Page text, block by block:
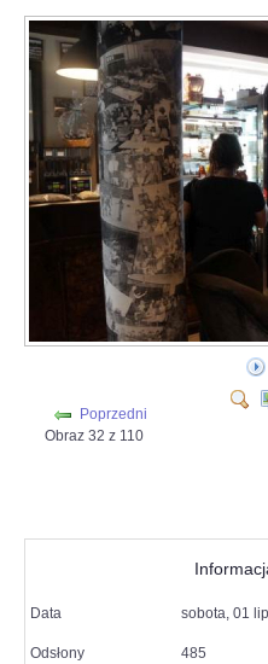
Poprzedni
Obraz 32 z 110
Data sobota, 01
Odsłony 485